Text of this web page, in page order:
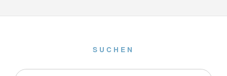
SUCHEN